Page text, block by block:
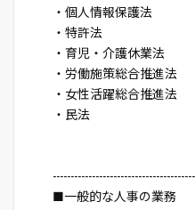
・個人情報保護法
・特許法
・育児・介護休業法
・労働施策総合推進法
・女性活躍総合推進法
・民法
----------------------------------------
■一般的な人事の業務